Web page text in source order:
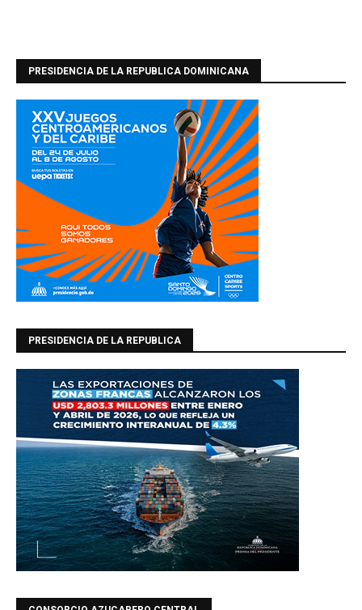
PRESIDENCIA DE LA REPUBLICA DOMINICANA
PRESIDENCIA DE LA REPUBLICA